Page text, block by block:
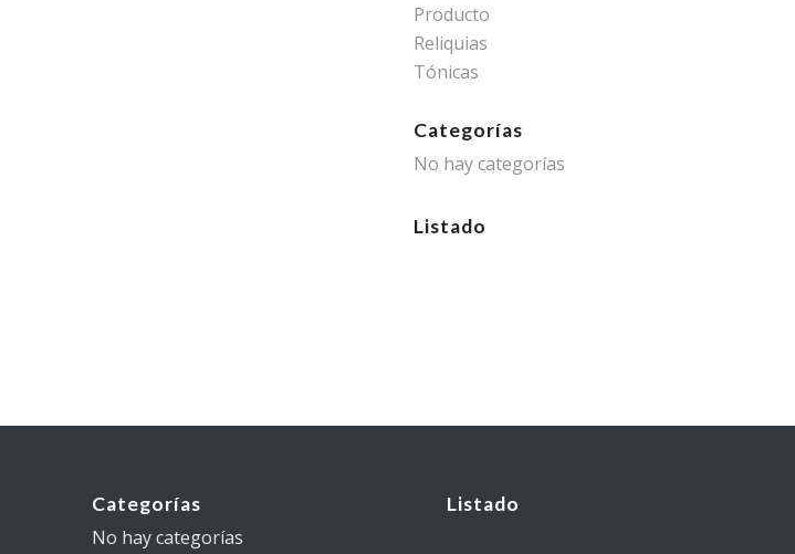
Producto
Reliquias
Tónicas
Categorías
No hay categorías
Listado
Categorías
No hay categorías
Listado